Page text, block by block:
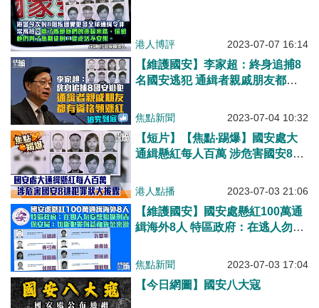
港人博評 2023-07-07 16:14
【維護國安】李家超：終身追捕8
名國安逃犯 通緝者親戚朋友都有
焦點新聞 2023-07-04 10:32
【短片】【焦點‧踢爆】國安處大
通緝懸紅每人百萬 涉危害國安8逃
港人點播 2023-07-03 21:06
【維護國安】國安處懸紅100萬通
緝海外8人 特區政府：在逃人勿妄
益和資金來源
焦點新聞 2023-07-03 17:04
【今日網圖】國安八大寇